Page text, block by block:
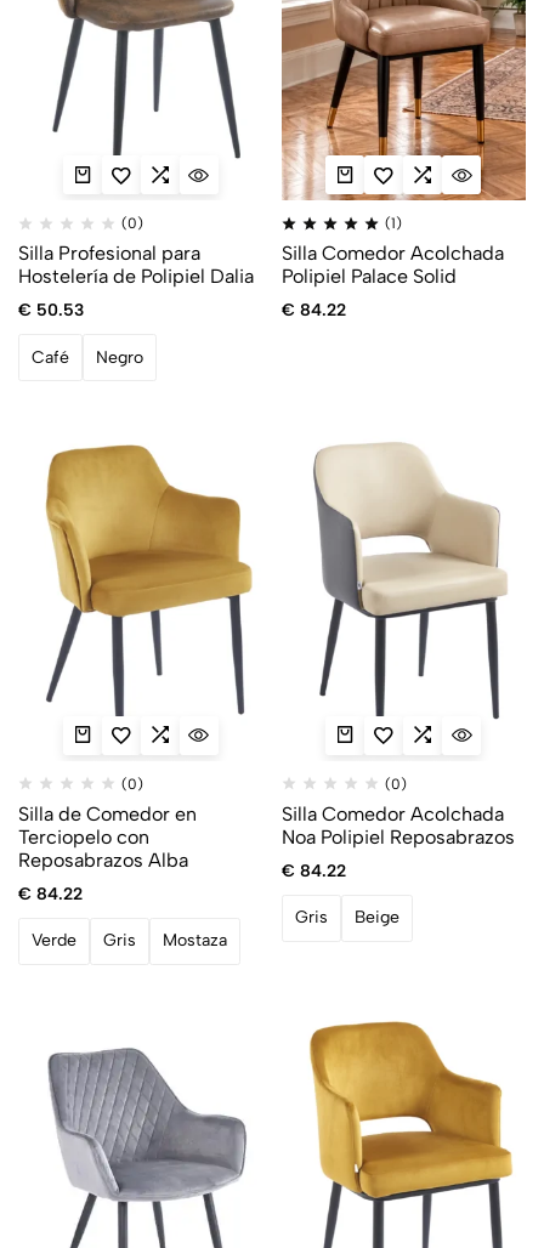
(0)
Silla Profesional para
Hostelería de Polipiel Dalia
€ 50.53
Café Negro
(1)
Silla Comedor Acolchada
Polipiel Palace Solid
€ 84.22
(0)
Silla de Comedor en
Terciopelo con
Reposabrazos Alba
€ 84.22
Verde Gris Mostaza
(0)
Silla Comedor Acolchada
Noa Polipiel Reposabrazos
€ 84.22
Gris Beige